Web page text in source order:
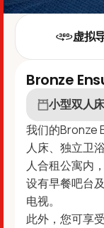
虚拟
Bronze
小型双人床
我们的Bronze
人床、独立卫
人合租公寓内
设有早餐吧台
电视。
此外，您可享